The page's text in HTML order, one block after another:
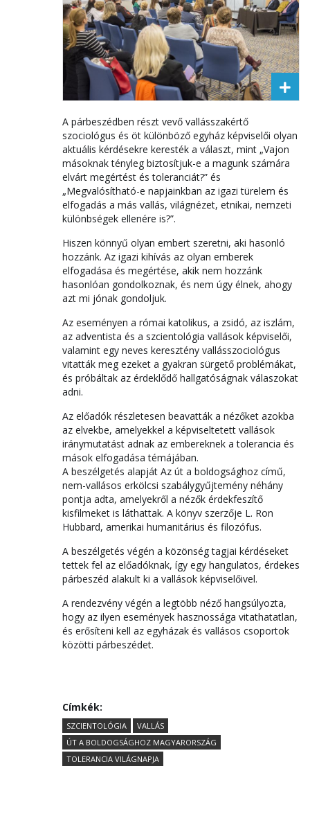
A párbeszédben részt vevő vallásszakértő
szociológus és öt különböző egyház képviselői olyan
aktuális kérdésekre keresték a választ, mint „Vajon
másoknak tényleg biztosítjuk-e a magunk számára
elvárt megértést és toleranciát?” és
„Megvalósítható-e napjainkban az igazi türelem és
elfogadás a más vallás, világnézet, etnikai, nemzeti
különbségek ellenére is?”.
Hiszen könnyű olyan embert szeretni, aki hasonló
hozzánk. Az igazi kihívás az olyan emberek
elfogadása és megértése, akik nem hozzánk
hasonlóan gondolkoznak, és nem úgy élnek, ahogy
azt mi jónak gondoljuk.
Az eseményen a római katolikus, a zsidó, az iszlám,
az adventista és a szcientológia vallások képviselői,
valamint egy neves keresztény vallásszociológus
vitatták meg ezeket a gyakran sürgető problémákat,
és próbáltak az érdeklődő hallgatóságnak válaszokat
adni.
Az előadók részletesen beavatták a nézőket azokba
az elvekbe, amelyekkel a képviseltetett vallások
iránymutatást adnak az embereknek a tolerancia és
mások elfogadása témájában.
A beszélgetés alapját Az út a boldogsághoz című,
nem-vallásos erkölcsi szabálygyűjtemény néhány
pontja adta, amelyekről a nézők érdekfeszítő
kisfilmeket is láthattak. A könyv szerzője L. Ron
Hubbard, amerikai humanitárius és filozófus.
A beszélgetés végén a közönség tagjai kérdéseket
tettek fel az előadóknak, így egy hangulatos, érdekes
párbeszéd alakult ki a vallások képviselőivel.
A rendezvény végén a legtöbb néző hangsúlyozta,
hogy az ilyen események hasznossága vitathatatlan,
és erősíteni kell az egyházak és vallásos csoportok
közötti párbeszédet.
Címkék:
SZCIENTOLÓGIA
VALLÁS
ÚT A BOLDOGSÁGHOZ MAGYARORSZÁG
TOLERANCIA VILÁGNAPJA